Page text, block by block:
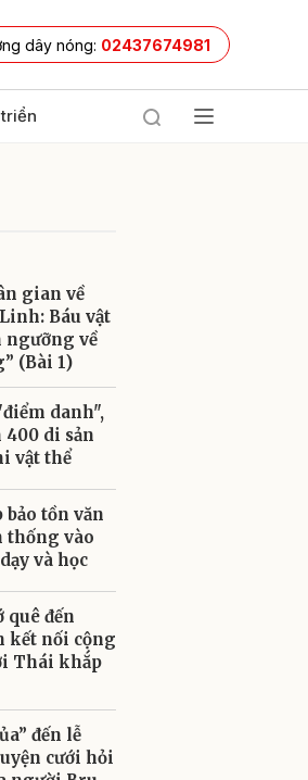
dây nóng: 02437674981
gian về
Báu vật
ngưỡng về
(Bài 1)
danh",
400 di sản
vật thể
tồn văn
thống vào
và học
quê đến
kết nối cộng
Thái khắp
đến lễ
cưới hỏi